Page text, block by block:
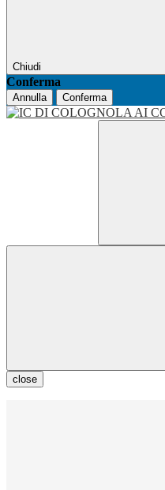
Chiudi
Conferma
Annulla Conferma
close